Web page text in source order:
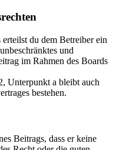
du dem Betreiber ein
und
im Rahmen des Boards
Unterpunkt a bleibt auch
bestehen.
Beitrags, dass er keine